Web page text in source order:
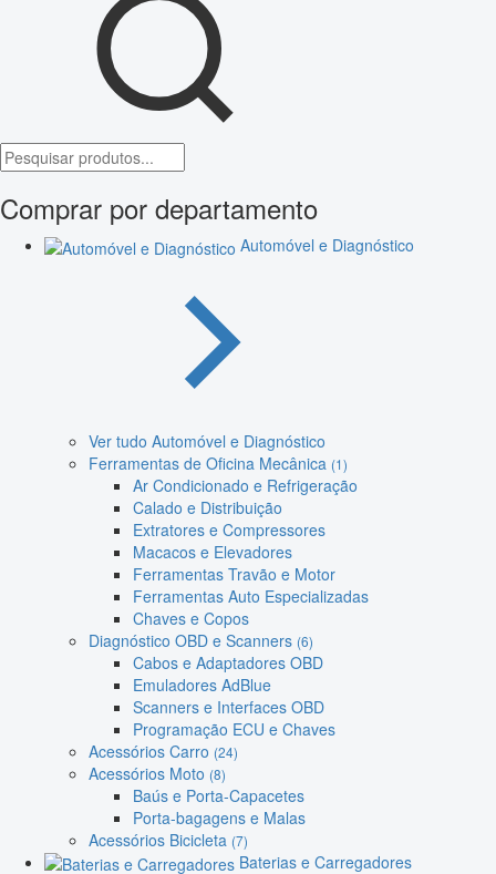
Comprar por departamento
Automóvel e Diagnóstico
Ver tudo Automóvel e Diagnóstico
Ferramentas de Oficina Mecânica (1)
Ar Condicionado e Refrigeração
Calado e Distribuição
Extratores e Compressores
Macacos e Elevadores
Ferramentas Travão e Motor
Ferramentas Auto Especializadas
Chaves e Copos
Diagnóstico OBD e Scanners (6)
Cabos e Adaptadores OBD
Emuladores AdBlue
Scanners e Interfaces OBD
Programação ECU e Chaves
Acessórios Carro (24)
Acessórios Moto (8)
Baús e Porta-Capacetes
Porta-bagagens e Malas
Acessórios Bicicleta (7)
Baterias e Carregadores